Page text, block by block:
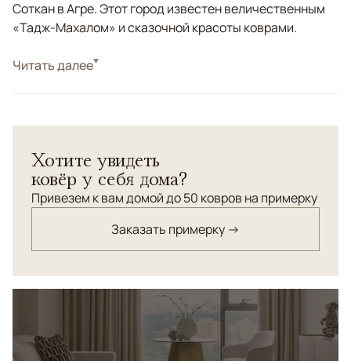
Соткан в Агре. Этот город известен величественным
«Тадж-Махалом» и сказочной красоты коврами.
СтильКлассические
орнамента начала 15-го века. Соткан из шерсти
премиального качества.
Читать далее
Хотите увидеть
ковёр у себя дома?
Привезем к вам домой до 50 ковров на примерку
Заказать примерку →